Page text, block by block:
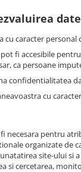
caracter personal
fi accesibile
ca persoane
confidentialitatea
cu
necesara pentru
organizate de
site-ului si
si cercetarea,